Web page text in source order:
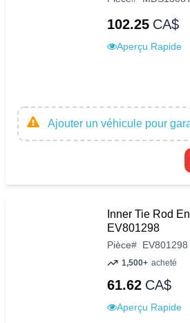
102.25 CA$
Aperçu Rapide
Ajouter un véhicule pour
Inner Tie Rod
EV801298
Pièce# EV801298
1,500+ acheté
61.62 CA$
Aperçu Rapide